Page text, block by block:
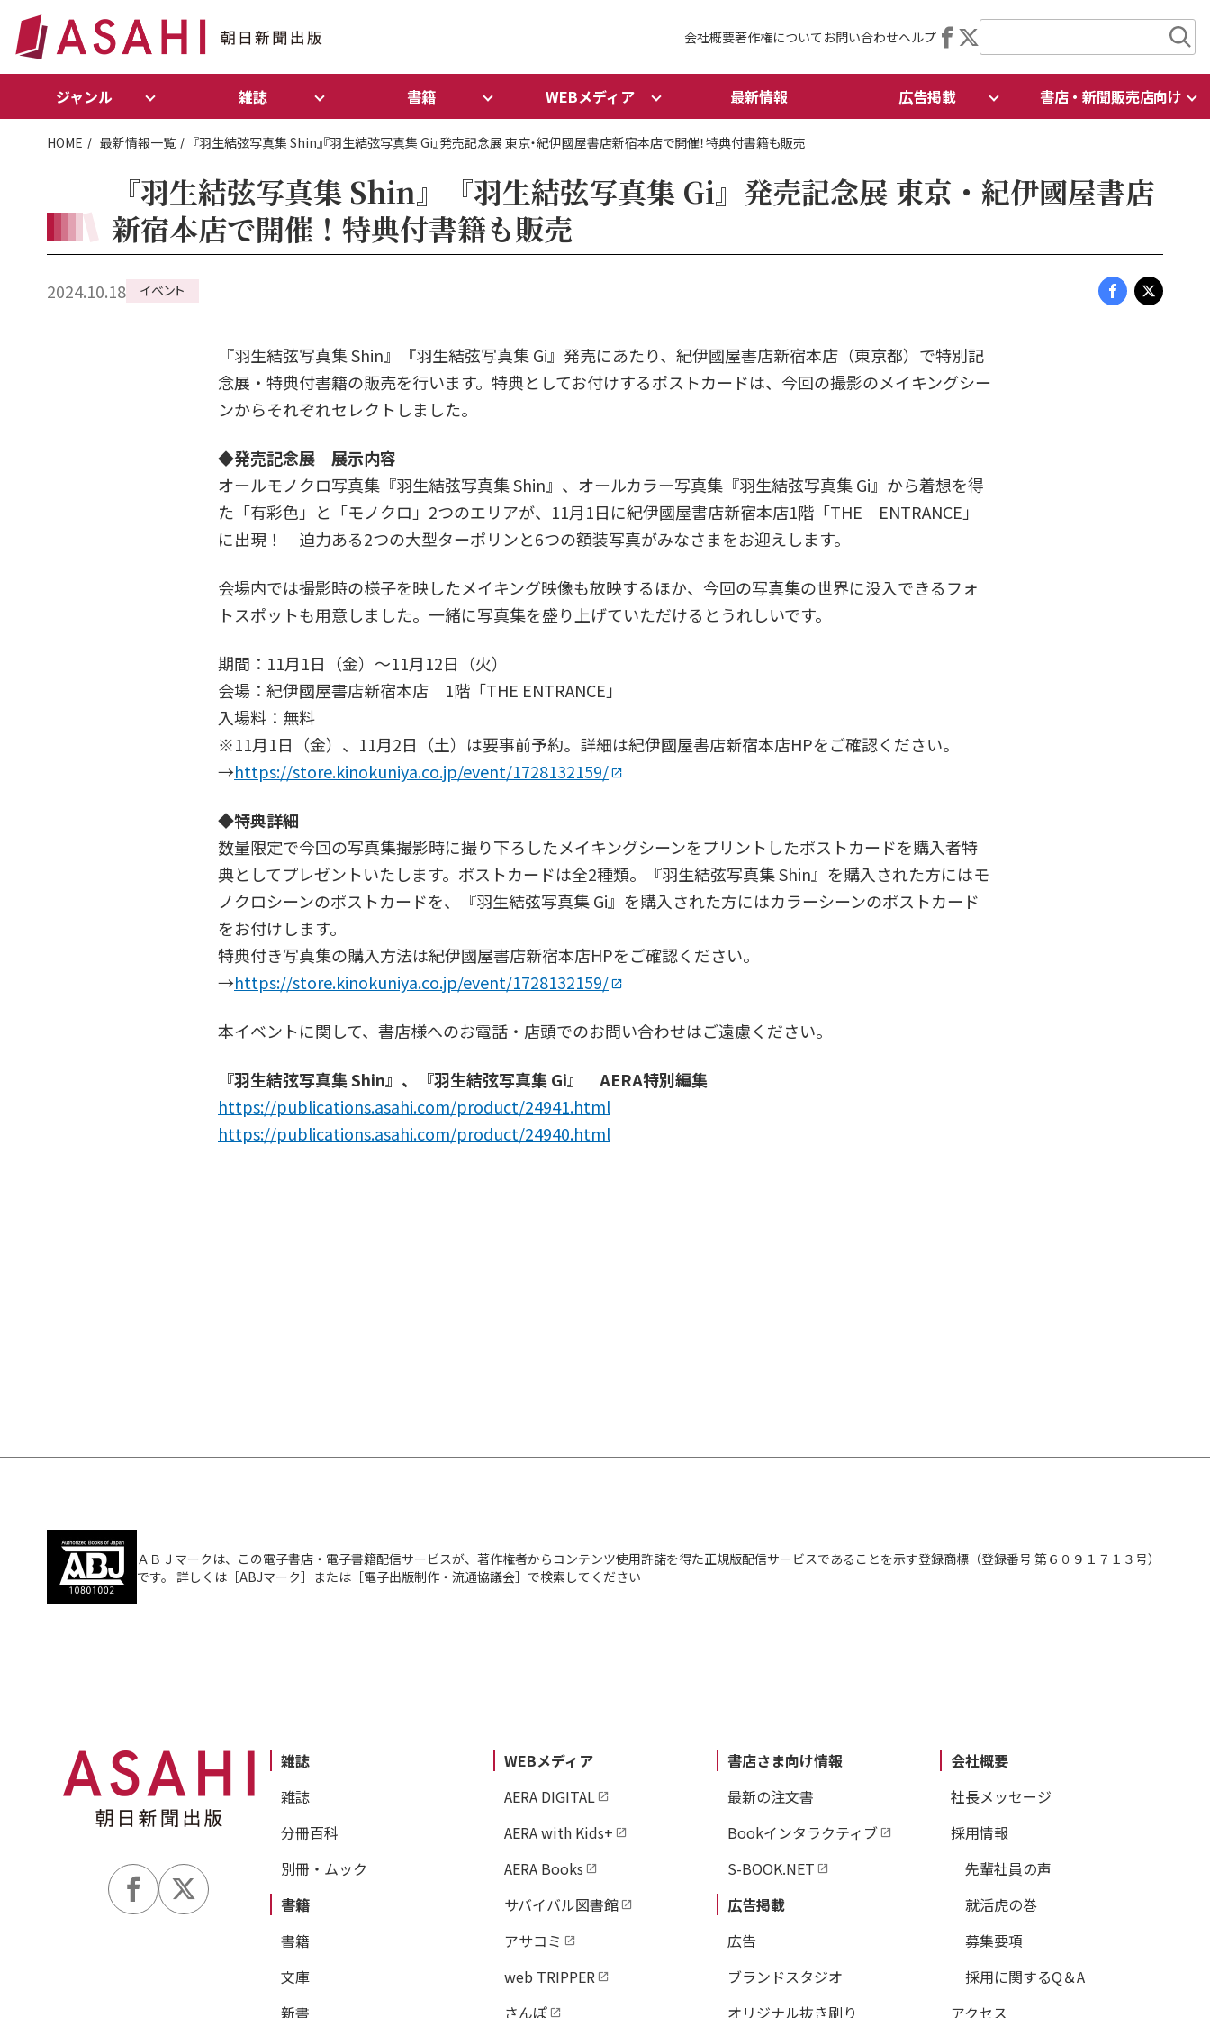
会社概要著作権について お問い合わせヘルプ
ジャンル 雑誌 書籍 WEBメディア 最新情報 広告掲載 書店・新聞販売店向け
HOME 最新情報一覧 『羽生結弦写真集 Shin』『羽生結弦写真集 Gi』発売記念展 東京・紀伊國屋書店新宿本店で開催！特典付書籍も販売
『羽生結弦写真集 Shin』『羽生結弦写真集 Gi』発売記念展 東京・紀伊國屋書店
新宿本店で開催！特典付書籍も販売
2024.10.18 イベント
『羽生結弦写真集 Shin』『羽生結弦写真集 Gi』発売にあたり、紀伊國屋書店新宿本店（東京都）で特別記
念展・特典付書籍の販売を行います。特典としてお付けするポストカードは、今回の撮影のメイキングシー
ンからそれぞれセレクトしました。
◆発売記念展 展示内容
オールモノクロ写真集『羽生結弦写真集 Shin』、オールカラー写真集『羽生結弦写真集 Gi』から着想を得
た「有彩色」と「モノクロ」2つのエリアが、11月1日に紀伊國屋書店新宿本店1階「THE ENTRANCE」
に出現！ 迫力ある2つの大型ターポリンと6つの額装写真がみなさまをお迎えします。
会場内では撮影時の様子を映したメイキング映像も放映するほか、今回の写真集の世界に没入できるフォ
トスポットも用意しました。一緒に写真集を盛り上げていただけるとうれしいです。
期間：11月1日（金）～11月12日（火）
会場：紀伊國屋書店新宿本店 1階「THE ENTRANCE」
入場料：無料
※11月1日（金）、11月2日（土）は要事前予約。詳細は紀伊國屋書店新宿本店HPをご確認ください。
→https://store.kinokuniya.co.jp/event/1728132159/
◆特典詳細
数量限定で今回の写真集撮影時に撮り下ろしたメイキングシーンをプリントしたポストカードを購入者特
典としてプレゼントいたします。ポストカードは全2種類。『羽生結弦写真集 Shin』を購入された方にはモ
ノクロシーンのポストカードを、『羽生結弦写真集 Gi』を購入された方にはカラーシーンのポストカード
をお付けします。
特典付き写真集の購入方法は紀伊國屋書店新宿本店HPをご確認ください。
→https://store.kinokuniya.co.jp/event/1728132159/
本イベントに関して、書店様へのお電話・店頭でのお問い合わせはご遠慮ください。
『羽生結弦写真集 Shin』、『羽生結弦写真集 Gi』 AERA特別編集
https://publications.asahi.com/product/24941.html
https://publications.asahi.com/product/24940.html
ＡＢＪマークは、この電子書店・電子書籍配信サービスが、著作権者からコンテンツ使用許諾を得た正規版配信サービスであることを示す登録商標（登録番号 第６０９１７１３号）
です。 詳しくは［ABJマーク］または［電子出版制作・流通協議会］で検索してください
雑誌
雑誌
分冊百科
別冊・ムック
書籍
書籍
文庫
新書
WEBメディア
AERA DIGITAL
AERA with Kids+
AERA Books
サバイバル図書館
アサコミ
web TRIPPER
さんぽ
書店さま向け情報
最新の注文書
Bookインタラクティブ
S-BOOK.NET
広告掲載
広告
ブランドスタジオ
オリジナル抜き刷り
会社概要
社長メッセージ
採用情報
先輩社員の声
就活虎の巻
募集要項
採用に関するQ＆A
アクセス